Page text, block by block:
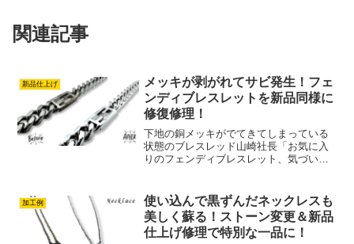
関連記事
新品仕上げ
メッキが剥がれてサビ発生！フェ
ンディブレスレットを新品同様に
修復修理！
下地の銅メッキがでてきてしまっている
状態のブレスレッド山崎社長「お気に入
りのフェンディブレスレット、気づいた
依頼いただいたのは、FENDI バゲット
FF ロゴチェーンブ...
加工例
使い込んで黒ずんだネックレスも
美しく蘇る！ストーン変更＆新品
仕上げ修理で特別な一品に！